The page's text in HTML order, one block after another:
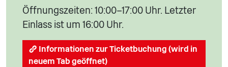
Öffnungszeiten: 10:00–17:00 Uhr. Letzter
Einlass ist um 16:00 Uhr.
Informationen zur Ticketbuchung (wird in
neuem Tab geöffnet)